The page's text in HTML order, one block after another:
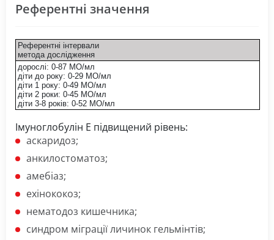
Референтні значення
Референтні інтервали
метода дослідження
дорослі: 0-87 МО/мл
діти до року: 0-29 МО/мл
діти 1 року: 0-49 МО/мл
діти 2 роки: 0-45 МО/мл
діти 3-8 років: 0-52 МО/мл
Імуноглобулін Е підвищений рівень:
аскаридоз;
анкилостоматоз;
амебіаз;
ехінококоз;
нематодоз кишечника;
синдром міграції личинок гельмінтів;